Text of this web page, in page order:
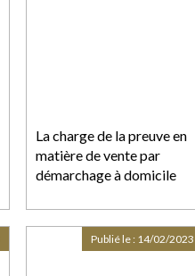
La charge de la preuve en
matière de vente par
démarchage à domicile
Publié le : 14/02/2023